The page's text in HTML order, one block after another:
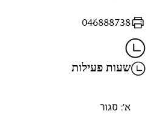
046888738
שעות פעילות
א': סגור